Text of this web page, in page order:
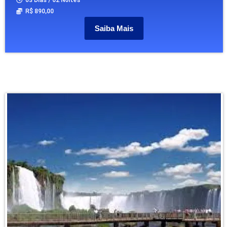
R$ 890,00
Saiba Mais